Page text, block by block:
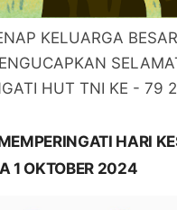
KELUARGA
HUT TNI KE - 79
HARI
1 OKTOBER 2024